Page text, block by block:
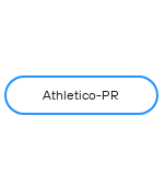
Athletico-PR